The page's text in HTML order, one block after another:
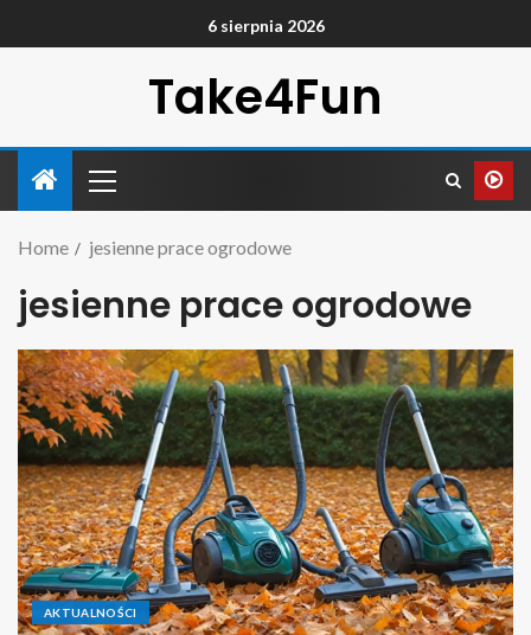
6 sierpnia 2026
Take4Fun
Home jesienne prace ogrodowe
jesienne prace ogrodowe
AKTUALNOŚCI